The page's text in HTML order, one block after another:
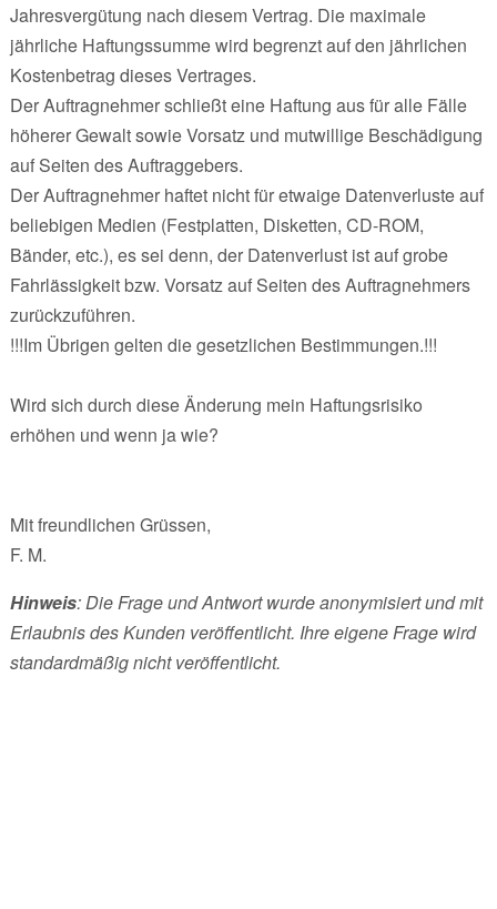
Jahresvergütung nach diesem Vertrag. Die maximale
jährliche Haftungssumme wird begrenzt auf den jährlichen
Kostenbetrag dieses Vertrages.
Der Auftragnehmer schließt eine Haftung aus für alle Fälle
höherer Gewalt sowie Vorsatz und mutwillige Beschädigung
auf Seiten des Auftraggebers.
Der Auftragnehmer haftet nicht für etwaige Datenverluste auf
beliebigen Medien (Festplatten, Disketten, CD-ROM,
Bänder, etc.), es sei denn, der Datenverlust ist auf grobe
Fahrlässigkeit bzw. Vorsatz auf Seiten des Auftragnehmers
zurückzuführen.
!!!Im Übrigen gelten die gesetzlichen Bestimmungen.!!!
Wird sich durch diese Änderung mein Haftungsrisiko
erhöhen und wenn ja wie?
Mit freundlichen Grüssen,
F. M.
Hinweis: Die Frage und Antwort wurde anonymisiert und mit
Erlaubnis des Kunden veröffentlicht. Ihre eigene Frage wird
standardmäßig nicht veröffentlicht.